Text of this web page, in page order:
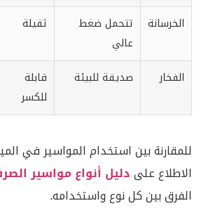
الخرسانة
تتحمل ضغط
عالي
ثقيلة
الفخار صديقة للبيئة
قابلة
للكسر
للمقارنة بين استخدام المواسير في
الاطلاع علىدليل أنواع مواسير
الفرق بين كل نوع واستخدامه.